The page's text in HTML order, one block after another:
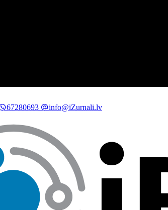
67280693
info@iZurnali.lv